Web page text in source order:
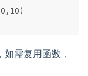
需复用函数，